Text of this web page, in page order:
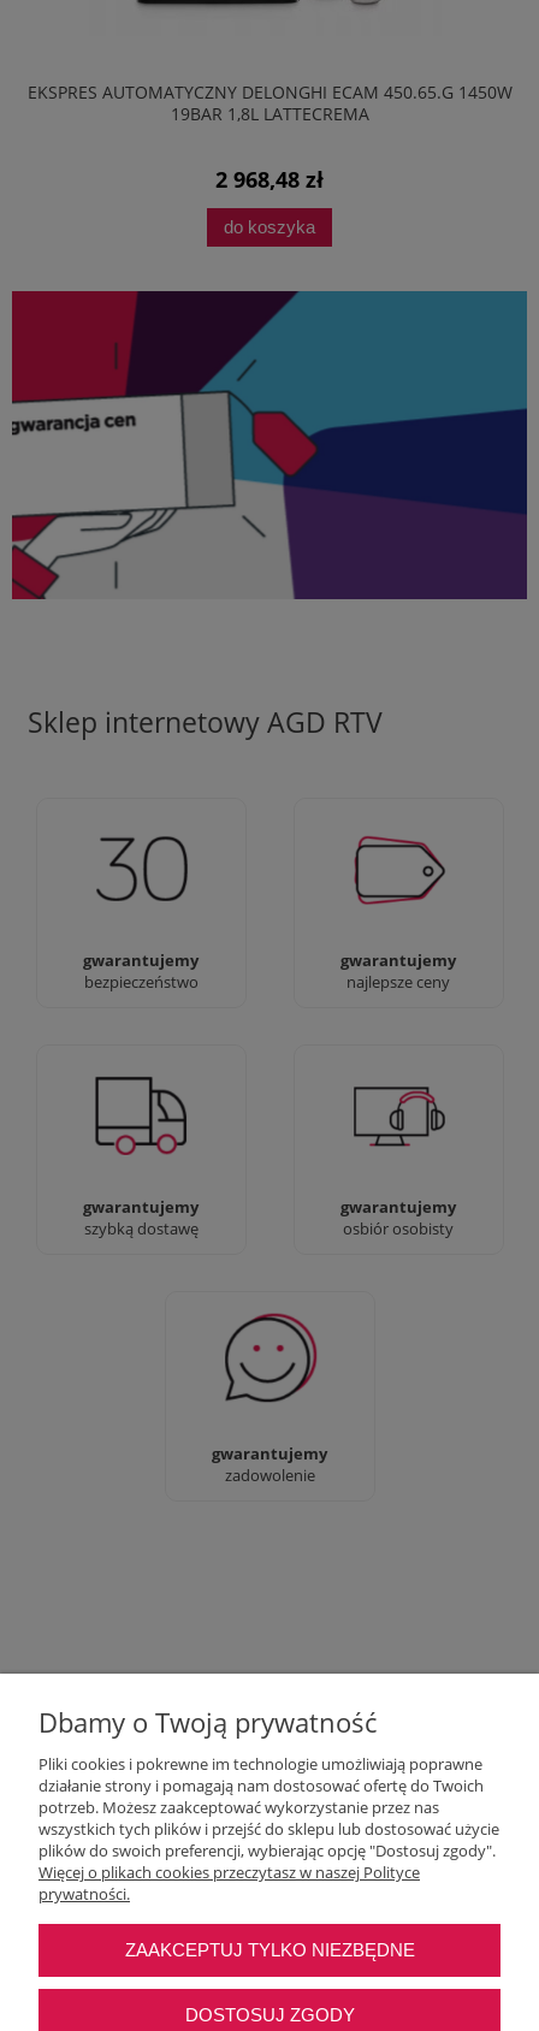
EKSPRES AUTOMATYCZNY DELONGHI ECAM 450.65.G 1450W
19BAR 1,8L LATTECREMA
2 968,48 zł
do koszyka
Sklep internetowy AGD RTV
gwarantujemy
bezpieczeństwo
Jesteśmy firmą z 30-
gwarantujemy
najlepsze ceny
Ciężko pracujemy aby
zapewnić najlepsze
gwarantujemy
szybką dostawę
90% dostaw następnego
dnia, bez dopłat!
gwarantujemy
osbiór osobisty
Jesteśmy prawdziwi :)
możesz przyjść i
gwarantujemy
zadowolenie
Sprawdź nasze 100%
zadowolenia Klientów
Moje konto
Najczęstsze pytania
Dbamy o Twoją prywatność
Pliki cookies i pokrewne im technologie umożliwiają poprawne
działanie strony i pomagają nam dostosować ofertę do Twoich
potrzeb. Możesz zaakceptować wykorzystanie przez nas
wszystkich tych plików i przejść do sklepu lub dostosować użycie
plików do swoich preferencji, wybierając opcję "Dostosuj zgody".
Więcej o plikach cookies przeczytasz w naszej Polityce
prywatności.
ZAAKCEPTUJ TYLKO NIEZBĘDNE
DOSTOSUJ ZGODY